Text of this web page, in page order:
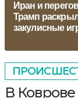
Иран и
Трамп
закулисные
В